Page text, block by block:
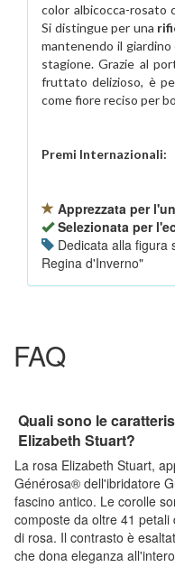
color albicocca-rosato
Si distingue per una
mantenendo il
stagione. Grazie al
fruttato delizioso, è
come fiore reciso per
Premi Internazionali:
Apprezzata per
Selezionata per
Dedicata alla figura
Regina d'Inverno"
FAQ
Quali sono le
Elizabeth Stuart?
La rosa Elizabeth Stuart,
Générosa® dell'ibridatore
fascino antico. Le corolle
composte da oltre 41
di rosa. Il contrasto è
che dona eleganza